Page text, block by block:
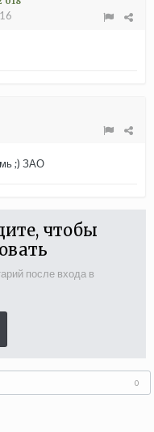
;) ЗАО
чтобы
после входа в
0